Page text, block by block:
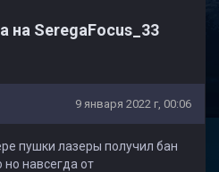
на SeregaFocus_33
9 января 2022 г, 00:06
пушки лазеры получил бан
но навсегда от